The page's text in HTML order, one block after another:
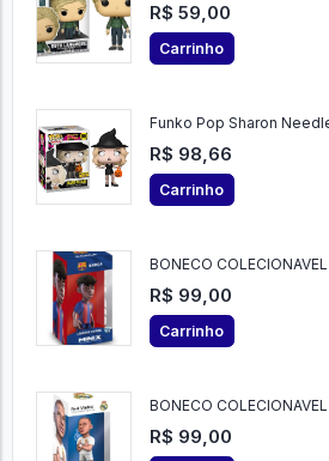
R$ 59,00
Carrinho
Funko Pop Sharon
R$ 98,66
Carrinho
BONECO
R$ 99,00
Carrinho
BONECO
R$ 99,00